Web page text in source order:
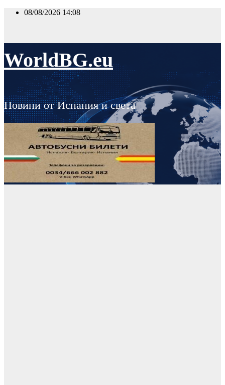
Skip
08/08/2026 14:08
WorldBG.eu
Новини от Испания и света